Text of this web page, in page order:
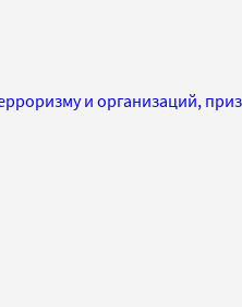
и организаций,